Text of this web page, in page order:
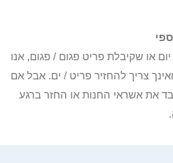
הפריטים שלך לא קיבלו תוך 30 יום או שקיבלת פריט פגום / פגום, אנו
צריך להחזיר פריט / ים. אבל אם
את אשראי החנות או החזר ברגע